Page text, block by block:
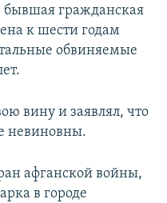
гражданская
к шести годам
обвиняемые
вину и заявлял, что
невиновны.
афганской войны,
в городе